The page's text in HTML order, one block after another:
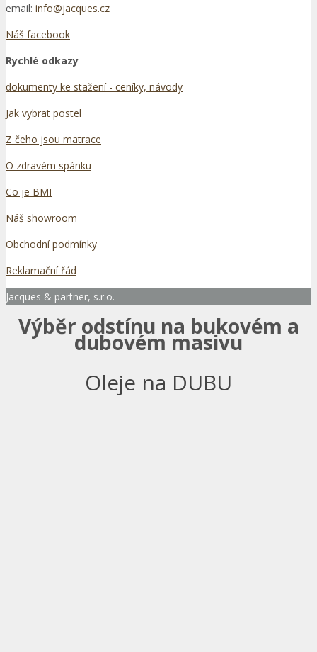
email: info@jacques.cz
Náš facebook
Rychlé odkazy
dokumenty ke stažení - ceníky, návody
Jak vybrat postel
Z čeho jsou matrace
O zdravém spánku
Co je BMI
Náš showroom
Obchodní podmínky
Reklamační řád
Jacques & partner, s.r.o.
Výběr odstínu na bukovém a
dubovém masivu
Oleje na DUBU